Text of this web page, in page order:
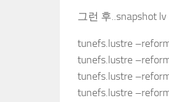
그런 후..snapshot
tunefs.lustre
tunefs.lustre
tunefs.lustre
tunefs.lustre